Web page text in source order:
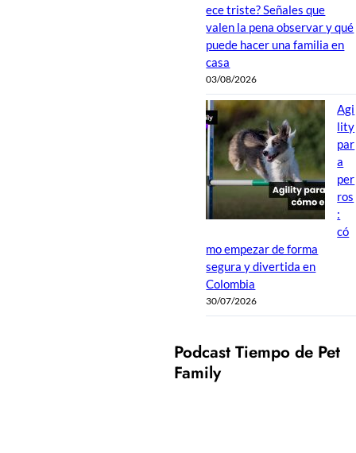
ece triste? Señales que
valen la pena observar y qué
puede hacer una familia en
casa
03/08/2026
Agi
lity
par
a
per
ros
:
có
mo empezar de forma
segura y divertida en
Colombia
30/07/2026
Podcast Tiempo de Pet
Family